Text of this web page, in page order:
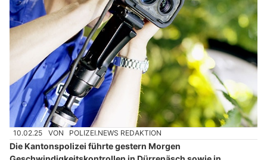
10.02.25 VON POLIZEI.NEWS REDAKTION
Die Kantonspolizei führte gestern Morgen